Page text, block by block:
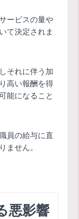
ービスの量や
て決定されま
それに伴う加
高い報酬を得
能になること
員の給与に直
ません。
悪影響